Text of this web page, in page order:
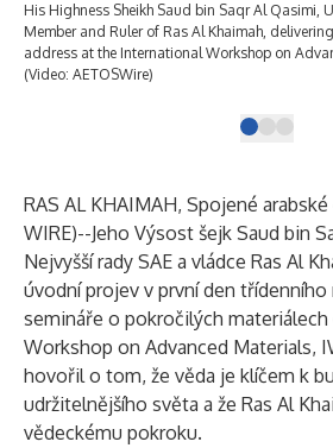
His Highness Sheikh Saud bin Saqr Al Qasimi,
Member and Ruler of Ras Al Khaimah,
address at the International Workshop on
(Video: AETOSWire)
RAS AL KHAIMAH, Spojené
WIRE)--Jeho Výsost šejk Saud bin
Nejvyšší rady SAE a vládce Ras Al
úvodní projev v první den
semináře o pokročilých
Workshop on Advanced Materials,
hovořil o tom, že věda je klíčem k
udržitelnějšího světa a že Ras Al
vědeckému pokroku.